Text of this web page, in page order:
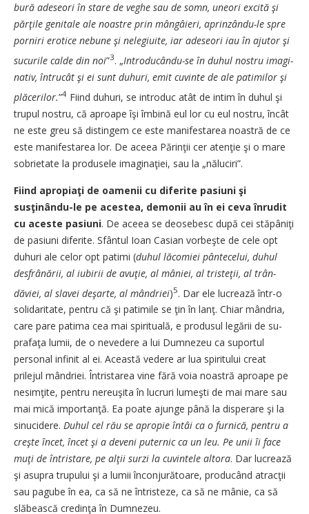
bură adeseori în stare de ve­ghe sau de somn, uneori excită şi
păr­ţile genitale ale noastre prin mân­gâieri, aprinzându-le spre
por­niri erotice nebune şi nele­giu­­ite, iar adeseori iau în ajutor şi
sucurile calde din noi”3. „In­tro­du­cându-se în duhul nostru ima­gi­
nativ, întrucât şi ei sunt du­huri, emit cuvinte de ale patimi­lor şi
plăcerilor.”4 Fiind duhuri, se introduc atât de intim în du­hul şi
trupul nostru, că aproape îşi îmbină eul lor cu eul nostru, în­cât
ne este greu să distingem ce este manifestarea noastră de ce
este manifestarea lor. De ace­ea Părinţii cer atenţie şi o mare
so­brietate la produsele imagi­na­ţiei, sau la „năluciri”.
Fiind apropiaţi de oamenii cu di­ferite pasiuni şi
susţinându-le pe acestea, demonii au în ei ceva în­rudit
cu aceste pasiuni. De ace­ea se deosebesc după cei stă­pâ­niţi
de pasiuni diferite. Sfân­tul Ioan Casian vorbeşte de cele opt
duhuri ale celor opt patimi (du­hul lăcomiei pântecelui, du­hul
desfrânării, al iubirii de a­vu­ţie, al mâniei, al tristeţii, al trân­
dăviei, al slavei deşarte, al mândriei)5. Dar ele lucrează într-o
so­lidaritate, pentru că şi patimi­le se ţin în lanţ. Chiar mândria,
ca­re pare patima cea mai spiri­tu­­ală, e produsul legării de su­
pra­faţa lumii, de o nevedere a lui Dum­nezeu ca suportul
personal in­finit al ei. Această vedere ar lua spiritului creat
prilejul mândriei. Întristarea vine fără voia noas­tră aproape pe
nesimţite, pen­tru nereuşita în lucruri lu­meşti de mai mare sau
mai mică im­portanţă. Ea poate ajunge pâ­nă la disperare şi la
sinucidere. Du­hul cel rău se apropie întâi ca o furnică, pentru a
creşte încet, în­cet şi a deveni puternic ca un leu. Pe unii îi face
muţi de în­tris­ta­re, pe alţii surzi la cuvintele al­to­­ra. Dar lucrează
şi asupra tru­pu­­lui şi a lumii înconjurătoare, pro­ducând atracţii
sau pagube în ea, ca să ne întristeze, ca să ne mânie, ca să
slăbească cre­din­ţa în Dumnezeu.